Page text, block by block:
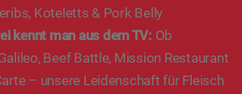
Koteletts & Pork Belly
kennt man aus dem TV: Ob
Beef Battle, Mission Restaurant
– unsere Leidenschaft für Fleisch